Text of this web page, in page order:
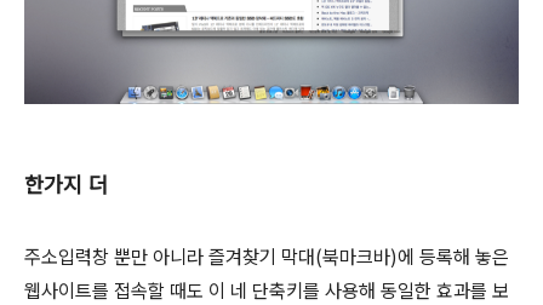
한가지 더
주소입력창 뿐만 아니라 즐겨찾기 막대(북마크바)에 등록해 놓은
웹사이트를 접속할 때도 이 네 단축키를 사용해 동일한 효과를 보